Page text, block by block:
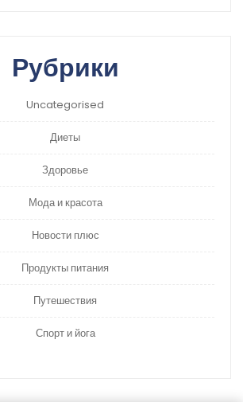
Рубрики
Uncategorised
Диеты
Здоровье
Мода и красота
Новости плюс
Продукты питания
Путешествия
Спорт и йога